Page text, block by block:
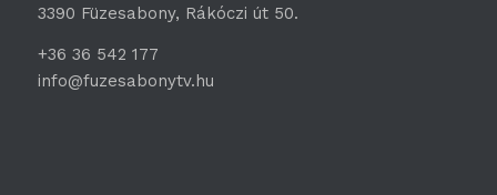
3390 Füzesabony, Rákóczi út 50.
+36 36 542 177
info@fuzesabonytv.hu